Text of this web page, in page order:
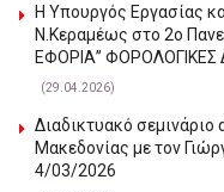
Η Υπουργός Εργασίας
Ν.Κεραμέως στο 2o
ΕΦΟΡΙΑ” ΦΟΡΟΛΟΓΙΚΕΣ
(29.04.2026)
Διαδικτυακό
Μακεδονίας με τον
4/03/2026